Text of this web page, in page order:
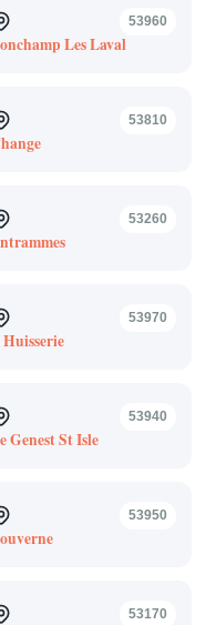
53960
Les Laval
53810
53260
53970
53940
Genest St Isle
53950
53170